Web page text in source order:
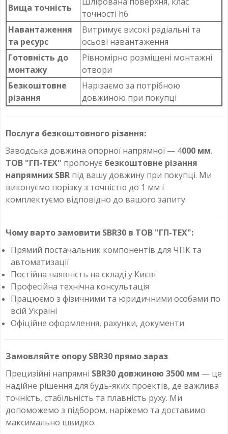
Вища точність
точності h6
Навантаження
та ресурс
Витримує високі радіальні та
осьові навантаження
Готовність до
монтажу
Рівномірно розміщені монтажні
отвори
Безкоштовне
різання
Нарізаємо за потрібною
довжиною при покупці
Послуга безкоштовного різання:
Заводська довжина опорної напрямної — 4000 мм.
ТОВ "ГП-ТЕХ" пропонує безкоштовне різання
напрямних SBR під вашу довжину при покупці. Ми
виконуємо порізку з точністю до 1 мм і
комплектуємо відповідно до вашого запиту.
Чому варто замовити SBR30 в ТОВ "ГП-ТЕХ":
Прямий постачальник компонентів для ЧПК та
автоматизації
Постійна наявність на складі у Києві
Професійна технічна консультація
Працюємо з фізичними та юридичними особами по
всій Україні
Офіційне оформлення, рахунки, документи
Замовляйте опору SBR30 прямо зараз
Прецизійні напрямні SBR30 довжиною 3500 мм — це
надійне рішення для будь-яких проектів, де важлива
точність, стабільність та плавність руху. Ми
допоможемо з підбором, наріжемо та доставимо
максимально швидко.